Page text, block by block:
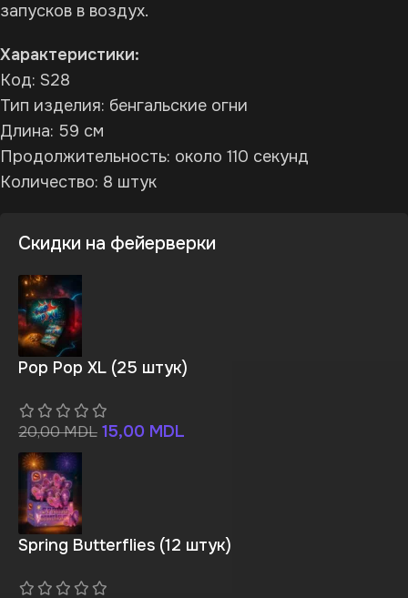
запусков в воздух.
Характеристики:
Код: S28
Тип изделия: бенгальские огни
Длина: 59 см
Продолжительность: около 110 секунд
Количество: 8 штук
Скидки на фейерверки
Pop Pop XL (25 штук)
20,00MDL 15,00 MDL
Spring Butterflies (12 штук)